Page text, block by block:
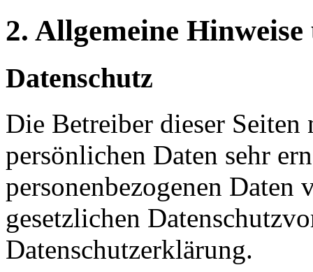
2. Allgemeine
Datenschutz
Die Betreiber dieser Seiten
persönlichen Daten sehr
personenbezogenen Daten
gesetzlichen
Datenschutzerklärung.